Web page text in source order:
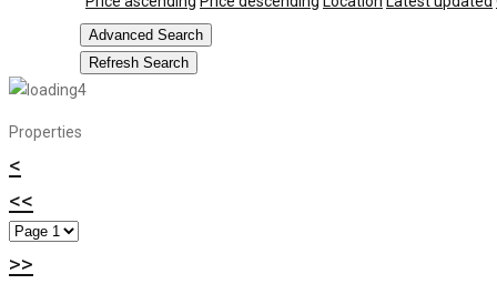
Advanced Search
Refresh Search
Properties
<
<<
>>